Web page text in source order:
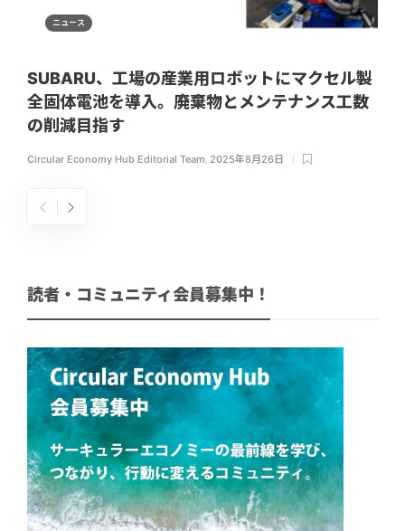
ニュース
SUBARU、工場の産業用ロボットにマクセル製
全固体電池を導入。廃棄物とメンテナンス工数
の削減目指す
Circular Economy Hub Editorial Team 2025年8月26日
読者・コミュニティ会員募集中！